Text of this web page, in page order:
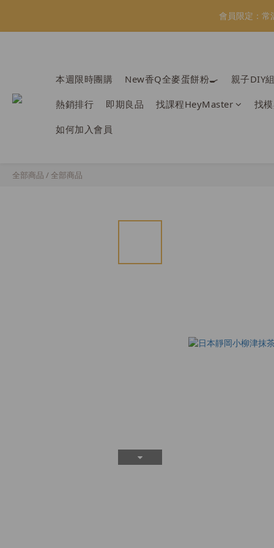
會員限定：常
會員限定：常
會員限定：常
本週限時團購 New香Q全麥蛋餅粉🍳 親子DIY
熱銷排行 即期良品 找課程HeyMaster 找
如何加入會員
全部商品 / 全部商品